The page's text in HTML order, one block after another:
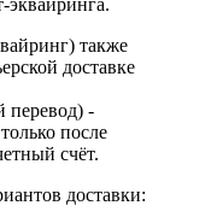
также
доставке
перевод) -
после
счёт.
доставки: